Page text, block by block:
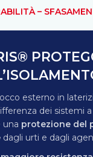
–
esterno in
dei sistemi
una protezione del
dagli urti e dagli